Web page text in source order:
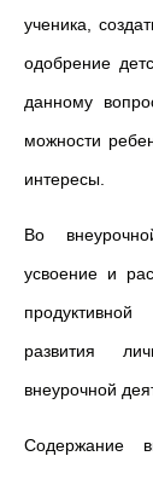
ученика,
одобрение
данному
можности
интересы.
Во
усвоение и
развития
внеурочной
Содержание